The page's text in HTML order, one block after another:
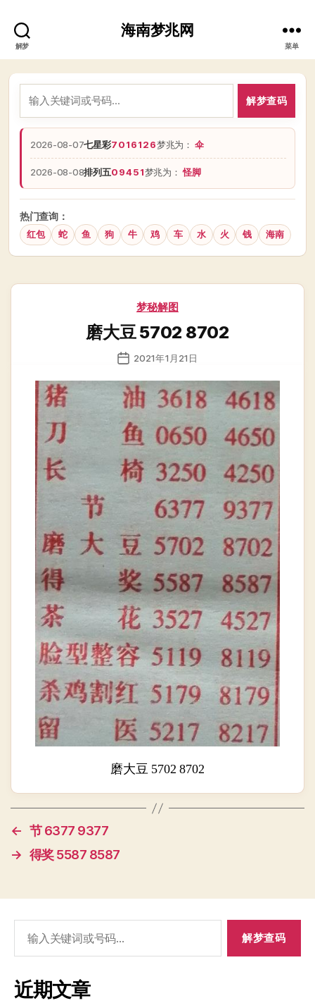
解梦
海南梦兆网
菜单
解梦查码
2026-08-07七星彩7016126梦兆为：伞
2026-08-08排列五09451梦兆为：怪脚
热门查询：
红包 蛇 鱼 狗 牛 鸡 车 水 火 钱 海南
分
梦秘解图
磨大豆 5702 8702
发
日
期
2021年1月21日
磨大豆 5702 8702
← 节 6377 9377
→ 得奖 5587 8587
索：
近期文章